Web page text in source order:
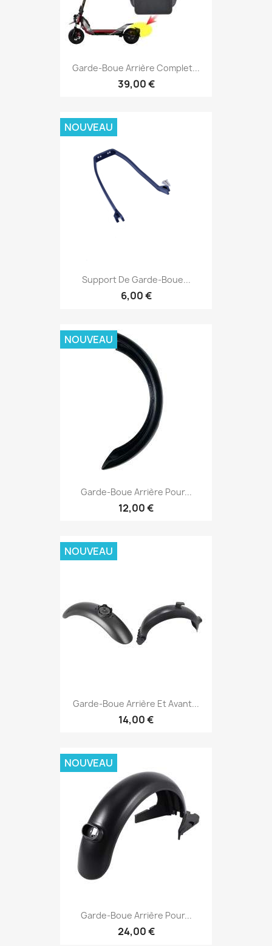
Garde-Boue Arrière Complet...
39,00 €
Support De Garde-Boue...
6,00 €
NOUVEAU
Garde-Boue Arrière Pour...
12,00 €
NOUVEAU
Garde-Boue Arrière Et Avant...
14,00 €
NOUVEAU
Garde-Boue Arrière Pour...
24,00 €
NOUVEAU